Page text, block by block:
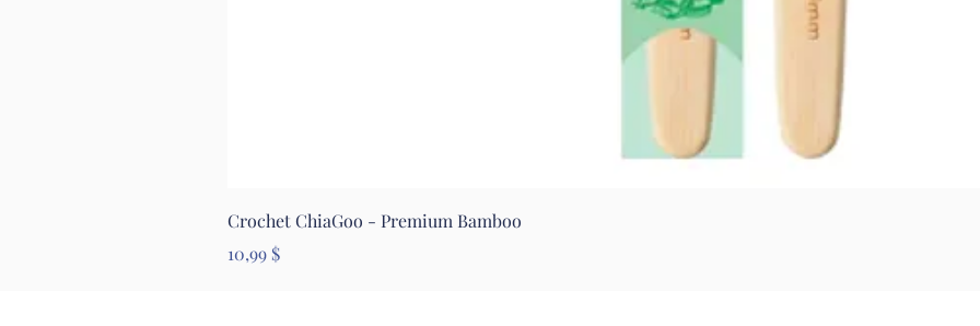
Crochet ChiaGoo - Premium Bamboo
Prix
10,99 $